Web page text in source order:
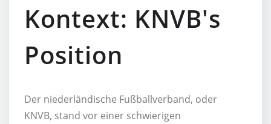
Kontext: KNVB's
Position
Der niederländische Fußballverband, oder
KNVB, stand vor einer schwierigen